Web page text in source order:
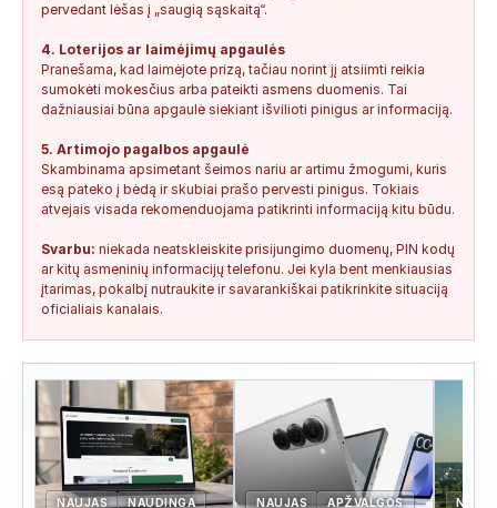
pervedant lėšas į „saugią sąskaitą“.
4. Loterijos ar laimėjimų apgaulės
Pranešama, kad laimėjote prizą, tačiau norint jį atsiimti reikia
sumokėti mokesčius arba pateikti asmens duomenis. Tai
dažniausiai būna apgaulė siekiant išvilioti pinigus ar informaciją.
5. Artimojo pagalbos apgaulė
Skambinama apsimetant šeimos nariu ar artimu žmogumi, kuris
esą pateko į bėdą ir skubiai prašo pervesti pinigus. Tokiais
atvejais visada rekomenduojama patikrinti informaciją kitu būdu.
Svarbu: niekada neatskleiskite prisijungimo duomenų, PIN kodų
ar kitų asmeninių informacijų telefonu. Jei kyla bent menkiausias
įtarimas, pokalbį nutraukite ir savarankiškai patikrinkite situaciją
oficialiais kanalais.
NAUJAS NAUDINGA NAUJAS APŽVALGOS